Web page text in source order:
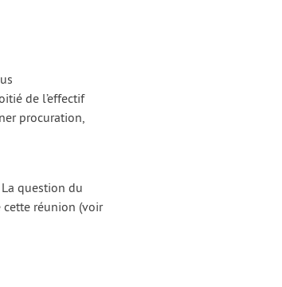
de l’effectif
procuration,
question du
cette réunion (voir